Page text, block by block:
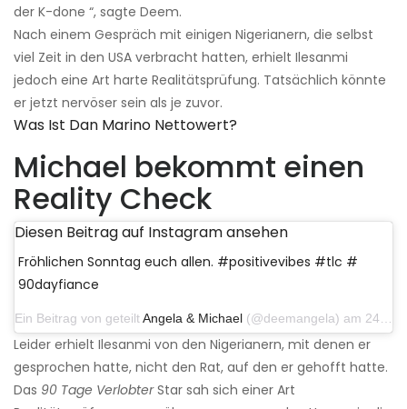
der K-done “, sagte Deem.
Nach einem Gespräch mit einigen Nigerianern, die selbst
viel Zeit in den USA verbracht hatten, erhielt Ilesanmi
jedoch eine Art harte Realitätsprüfung. Tatsächlich könnte
er jetzt nervöser sein als je zuvor.
Was Ist Dan Marino Nettowert?
Michael bekommt einen
Reality Check
Diesen Beitrag auf Instagram ansehen
Fröhlichen Sonntag euch allen. #positivevibes #tlc #
90dayfiance
Ein Beitrag von geteiltAngela & Michael (@deemangela) am 24. November 2019 um 7:24 Uhr PST
Leider erhielt Ilesanmi von den Nigerianern, mit denen er
gesprochen hatte, nicht den Rat, auf den er gehofft hatte.
Das 90 Tage VerlobterStar sah sich einer Art